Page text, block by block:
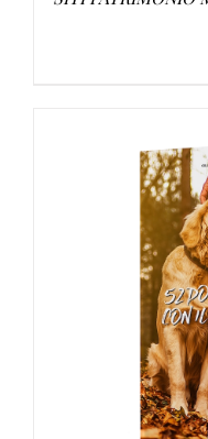
AGGIUNGI AL